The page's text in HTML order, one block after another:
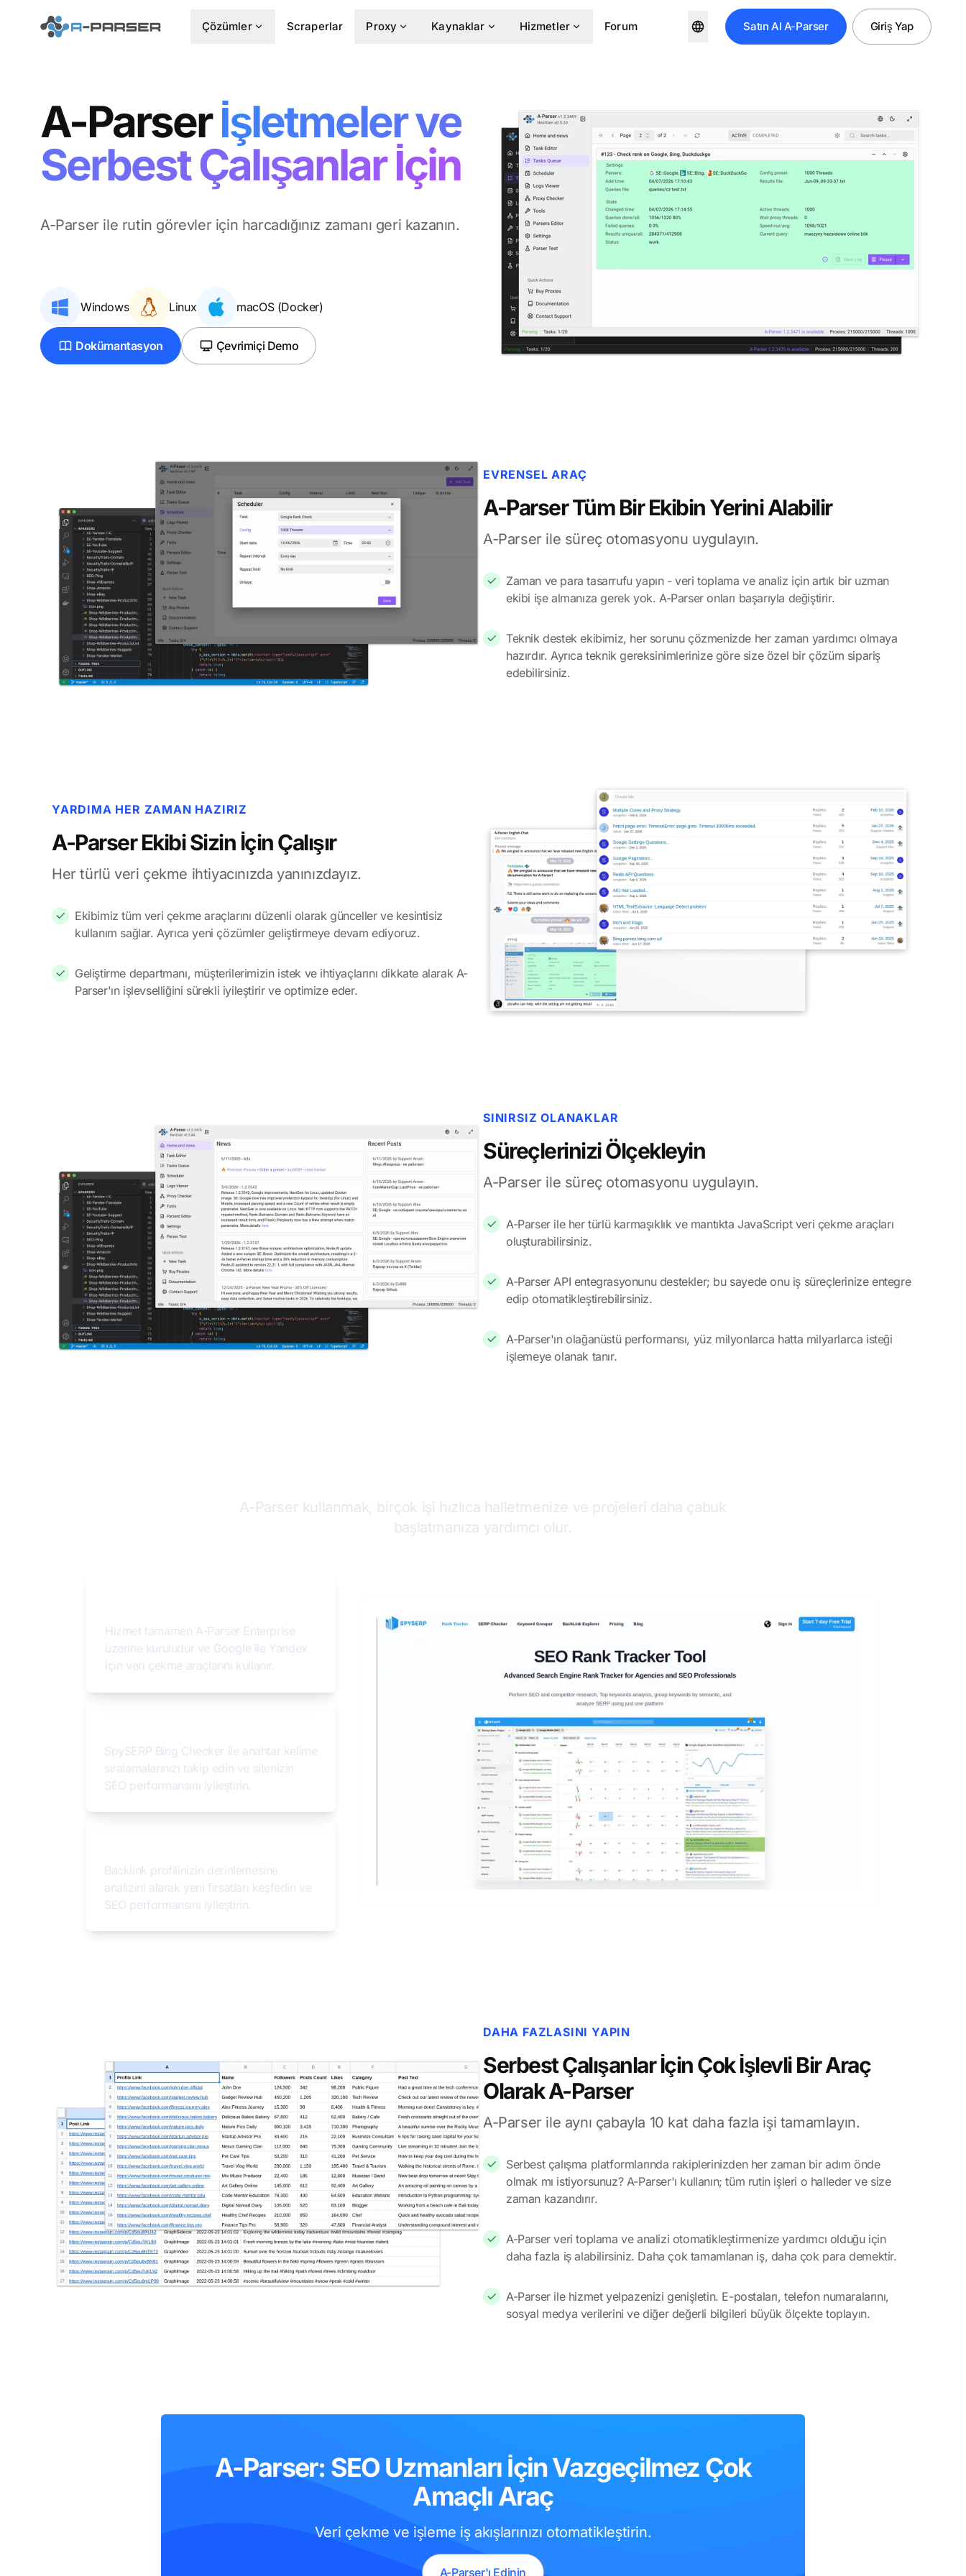
Çözümler Scraperlar Proxy Kaynaklar Hizmetler Forum Satın Al A-Parser Giriş Yap
A-Parser İşletmeler ve
Serbest Çalışanlar İçin
A-Parser ile rutin görevler için harcadığınız zamanı geri kazanın.
Dokümantasyon Çevrimiçi Demo
Windows Linux macOS (Docker)
EVRENSEL ARAÇ
A-Parser Tüm Bir Ekibin Yerini Alabilir
A-Parser ile süreç otomasyonu uygulayın.
Zaman ve para tasarrufu yapın - veri toplama ve analiz için artık bir uzman
ekibi işe almanıza gerek yok. A-Parser onları başarıyla değiştirir.
Teknik destek ekibimiz, her sorunu çözmenizde her zaman yardımcı olmaya
hazırdır. Ayrıca teknik gereksinimlerinize göre size özel bir çözüm sipariş
edebilirsiniz.
YARDIMA HER ZAMAN HAZIRIZ
A-Parser Ekibi Sizin İçin Çalışır
Her türlü veri çekme ihtiyacınızda yanınızdayız.
Ekibimiz tüm veri çekme araçlarını düzenli olarak günceller ve kesintisiz
kullanım sağlar. Ayrıca yeni çözümler geliştirmeye devam ediyoruz.
Geliştirme departmanı, müşterilerimizin istek ve ihtiyaçlarını dikkate alarak A-
Parser'ın işlevselliğini sürekli iyileştirir ve optimize eder.
SINIRSIZ OLANAKLAR
Süreçlerinizi Ölçekleyin
A-Parser ile süreç otomasyonu uygulayın.
A-Parser ile her türlü karmaşıklık ve mantıkta JavaScript veri çekme araçları
oluşturabilirsiniz.
A-Parser API entegrasyonunu destekler; bu sayede onu iş süreçlerinize entegre
edip otomatikleştirebilirsiniz.
A-Parser'ın olağanüstü performansı, yüz milyonlarca hatta milyarlarca isteği
işlemeye olanak tanır.
A-Parser kullanmak, birçok işi hızlıca halletmenize ve projeleri daha çabuk
başlatmanıza yardımcı olur.
Hizmet tamamen A-Parser Enterprise
üzerine kuruludur ve Google ile Yandex
için veri çekme araçlarını kullanır.
SpySERP Bing Checker ile anahtar kelime
sıralamalarınızı takip edin ve sitenizin
SEO performansını iyileştirin.
Backlink profilinizin derinlemesine
analizini alarak yeni fırsatları keşfedin ve
SEO performansını iyileştirin.
DAHA FAZLASINI YAPIN
Serbest Çalışanlar İçin Çok İşlevli Bir Araç
Olarak A-Parser
A-Parser ile aynı çabayla 10 kat daha fazla işi tamamlayın.
Serbest çalışma platformlarında rakiplerinizden her zaman bir adım önde
olmak mı istiyorsunuz? A-Parser'ı kullanın; tüm rutin işleri o halleder ve size
zaman kazandırır.
A-Parser veri toplama ve analizi otomatikleştirmenize yardımcı olduğu için
daha fazla iş alabilirsiniz. Daha çok tamamlanan iş, daha çok para demektir.
A-Parser ile hizmet yelpazenizi genişletin. E-postaları, telefon numaralarını,
sosyal medya verilerini ve diğer değerli bilgileri büyük ölçekte toplayın.
A-Parser: SEO Uzmanları İçin Vazgeçilmez Çok
Amaçlı Araç
Veri çekme ve işleme iş akışlarınızı otomatikleştirin.
A-Parser'ı Edinin